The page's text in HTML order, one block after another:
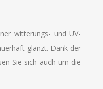
witterungs- und UV-
glänzt. Dank der
Sie sich auch um die